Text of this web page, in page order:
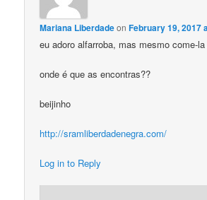
Mariana LiberdadeonFebruary 19, 2017
eu adoro alfarroba, mas mesmo come-
onde é que as encontras??
beijinho
http://sramliberdadenegra.com/
Log in to Reply